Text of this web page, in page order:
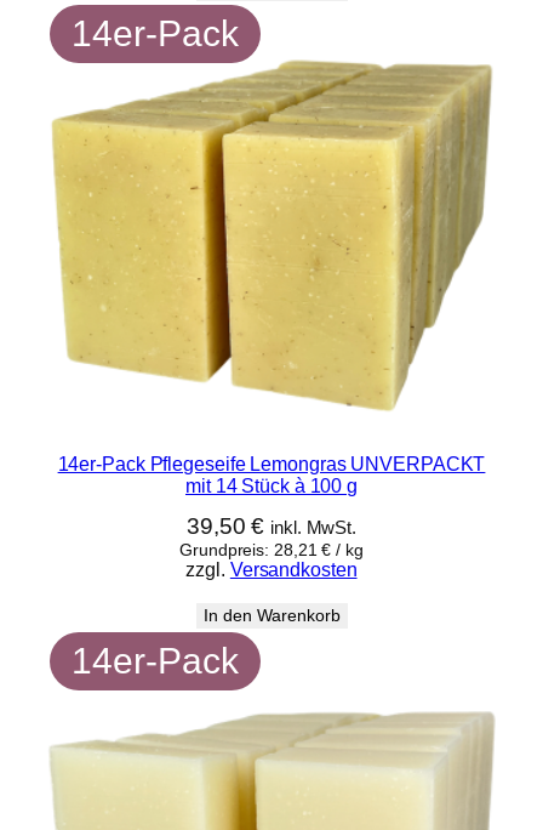
14er-Pack
14er-Pack Pflegeseife Lemongras UNVERPACKT
mit 14 Stück à 100 g
39,50€ inkl. MwSt.
Grundpreis: 28,21€ / kg
zzgl. Versandkosten
In den Warenkorb
14er-Pack